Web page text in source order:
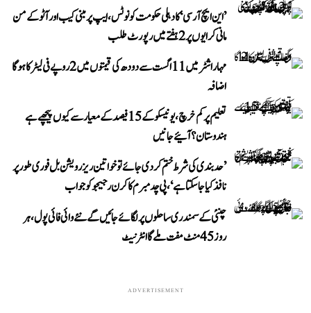
’این ایچ آر سی‘ کا دہلی حکومت کو نوٹس، ایپ پر مبنی کیب اور آٹو کے من
مانی کرایوں پر 2 ہفتے میں رپورٹ طلب
مہاراشٹر میں 11 اگست سے دودھ کی قیمتوں میں 2 روپے فی لیٹر کا ہوگا
اضافہ
تعلیم پر کم خرچ، یونیسکو کے 15 فیصد کے معیار سے کیوں پیچھے ہے
ہندوستان؟ آئیے جانیں
’حد بندی کی شرط ختم کر دی جائے تو خواتین ریزرویشن بل فوری طور پر
نافذ کیا جا سکتا ہے‘، پی چدمبرم کا کرن رجیجو کو جواب
چنئی کے سمندری ساحلوں پر لگائے جائیں گے نئے وائی فائی پول، ہر
روز 45 منٹ مفت ملے گا انٹرنیٹ
ADVERTISEMENT